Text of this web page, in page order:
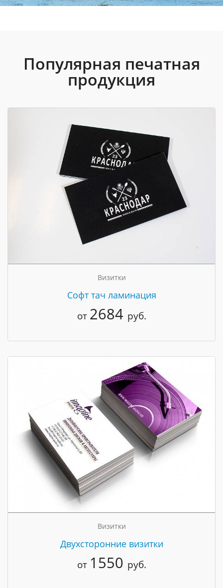
Популярная печатная
продукция
Визитки
Cофт тач ламинация
от 2684 руб.
Визитки
Двухсторонние визитки
от 1550 руб.